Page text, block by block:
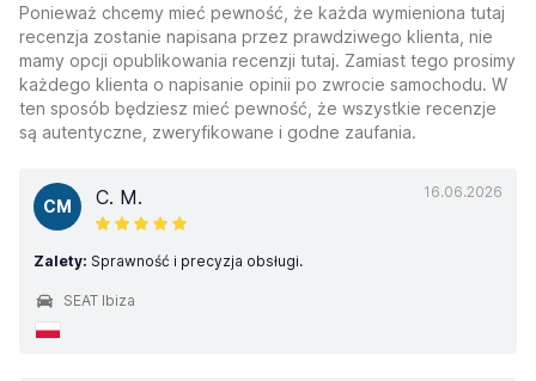
Ponieważ chcemy mieć pewność, że każda wymieniona tutaj
recenzja zostanie napisana przez prawdziwego klienta, nie
mamy opcji opublikowania recenzji tutaj. Zamiast tego prosimy
każdego klienta o napisanie opinii po zwrocie samochodu. W
ten sposób będziesz mieć pewność, że wszystkie recenzje
są autentyczne, zweryfikowane i godne zaufania.
16.06.2026
CM C. M.
Zalety: Sprawność i precyzja obsługi.
SEAT Ibiza